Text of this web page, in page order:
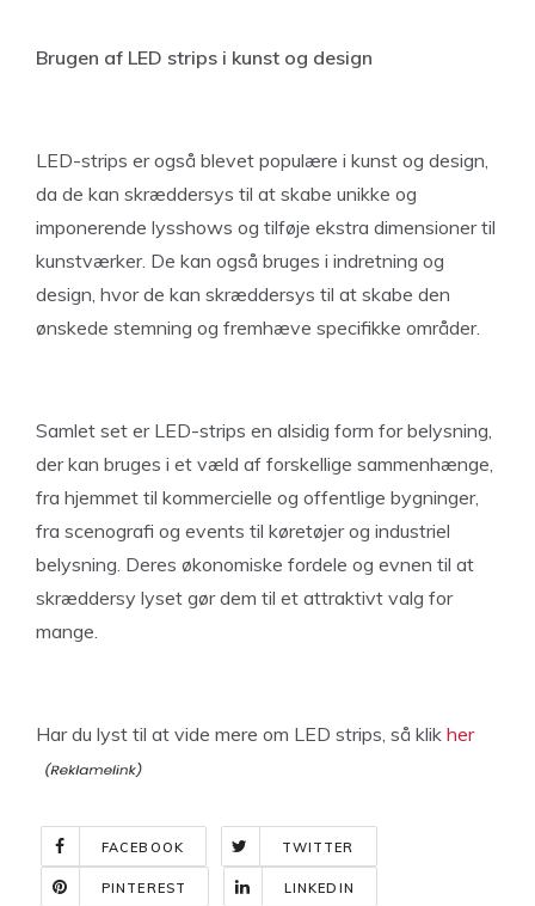
Brugen af LED strips i kunst og design
LED-strips er også blevet populære i kunst og design,
da de kan skræddersys til at skabe unikke og
imponerende lysshows og tilføje ekstra dimensioner til
kunstværker. De kan også bruges i indretning og
design, hvor de kan skræddersys til at skabe den
ønskede stemning og fremhæve specifikke områder.
Samlet set er LED-strips en alsidig form for belysning,
der kan bruges i et væld af forskellige sammenhænge,
fra hjemmet til kommercielle og offentlige bygninger,
fra scenografi og events til køretøjer og industriel
belysning. Deres økonomiske fordele og evnen til at
skræddersy lyset gør dem til et attraktivt valg for
mange.
Har du lyst til at vide mere om LED strips, så klik her
FACEBOOK TWITTER
PINTEREST LINKEDIN